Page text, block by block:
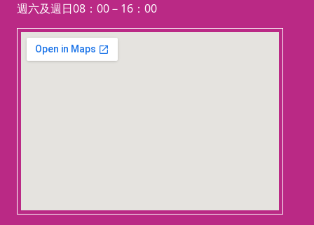
查，並
全額補
週六及週日08：00－16：00
123 movies
embedgooglemap.net